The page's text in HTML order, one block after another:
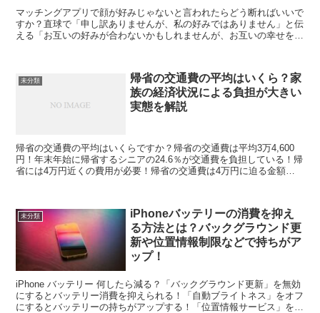
マッチングアプリで顔が好みじゃないと言われたらどう断ればいいで
すか？直球で「申し訳ありませんが、私の好みではありません」と伝
える「お互いの好みが合わないかもしれませんが、お互いの幸せを願
未分類
帰省の交通費の平均はいくら？家
族の経済状況による負担が大きい
実態を解説
帰省の交通費の平均はいくらですか？帰省の交通費は平均3万4,600
円！年末年始に帰省するシニアの24.6％が交通費を負担している！帰
省には4万円近くの費用が必要！帰省の交通費は4万円に迫る金額！
未分類
iPhoneバッテリーの消費を抑え
る方法とは？バックグラウンド更
新や位置情報制限などで持ちがア
ップ！
iPhone バッテリー 何したら減る？「バックグラウンド更新」を無効
にするとバッテリー消費を抑えられる！「自動ブライトネス」をオフ
にするとバッテリーの持ちがアップする！「位置情報サービス」を制